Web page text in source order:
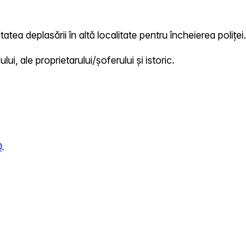
deplasării în altă localitate pentru încheierea poliței.
ale proprietarului/șoferului și istoric.
.